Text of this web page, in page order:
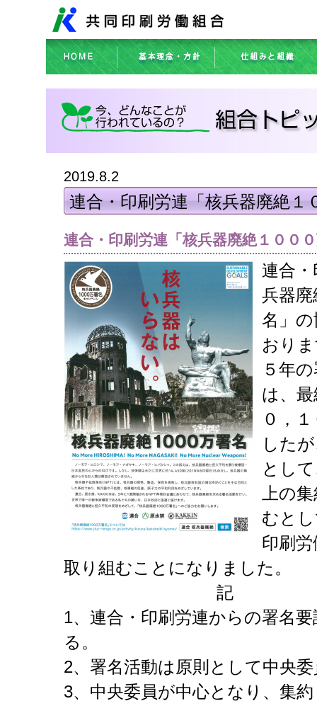
2019.8.2
連合・印刷労連「核兵器廃絶１
連合・印刷労連「核兵器廃絶１００
連合
兵器
名」
おり
５年
は、
０，
した
とし
上の
むと
印刷
取り組むことになりました。
記
1、連合・印刷労連からの署名
る。
2、署名活動は原則として中央
3、中央委員が中心となり、集